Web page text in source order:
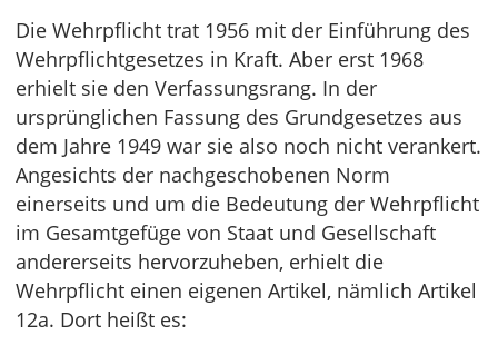
Die Wehrpflicht trat 1956 mit der Einführung des
Wehrpflichtgesetzes in Kraft. Aber erst 1968
erhielt sie den Verfassungsrang. In der
ursprünglichen Fassung des Grundgesetzes aus
dem Jahre 1949 war sie also noch nicht verankert.
Angesichts der nachgeschobenen Norm
einerseits und um die Bedeutung der Wehrpflicht
im Gesamtgefüge von Staat und Gesellschaft
andererseits hervorzuheben, erhielt die
Wehrpflicht einen eigenen Artikel, nämlich Artikel
12a. Dort heißt es: